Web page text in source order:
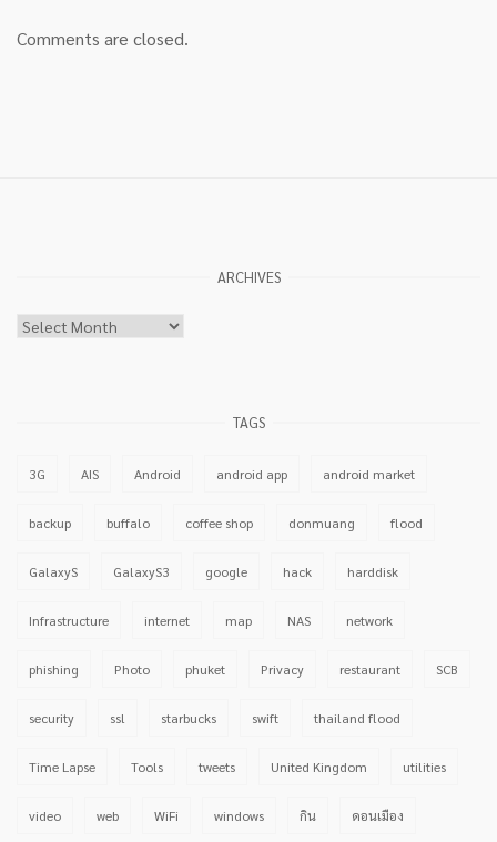
Comments are closed.
ARCHIVES
Archives
TAGS
3G AIS Android android app android market
backup buffalo coffee shop donmuang flood
GalaxyS GalaxyS3 google hack harddisk
Infrastructure internet map NAS network
phishing Photo phuket Privacy restaurant SCB
security ssl starbucks swift thailand flood
Time Lapse Tools tweets United Kingdom utilities
video web WiFi windows กิน ดอนเมือง